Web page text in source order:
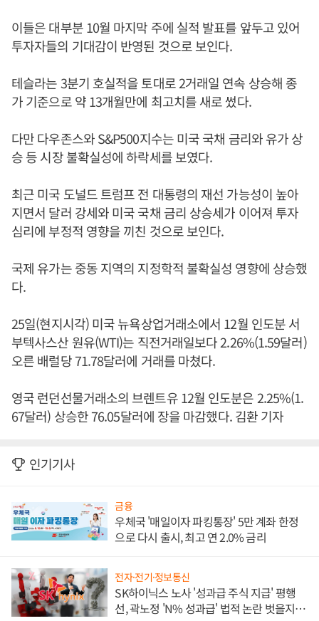
이들은 대부분 10월 마지막 주에 실적 발표를 앞두고 있어
투자자들의 기대감이 반영된 것으로 보인다.
테슬라는 3분기 호실적을 토대로 2거래일 연속 상승해 종
가 기준으로 약 13개월만에 최고치를 새로 썼다.
다만 다우존스와 S&P500지수는 미국 국채 금리와 유가 상
승 등 시장 불확실성에 하락세를 보였다.
최근 미국 도널드 트럼프 전 대통령의 재선 가능성이 높아
지면서 달러 강세와 미국 국채 금리 상승세가 이어져 투자
심리에 부정적 영향을 끼친 것으로 보인다.
국제 유가는 중동 지역의 지정학적 불확실성 영향에 상승했
다.
25일(현지시각) 미국 뉴욕상업거래소에서 12월 인도분 서
부텍사스산 원유(WTI)는 직전거래일보다 2.26%(1.59달러)
오른 배럴당 71.78달러에 거래를 마쳤다.
영국 런던선물거래소의 브렌트유 12월 인도분은 2.25%(1.
67달러) 상승한 76.05달러에 장을 마감했다. 김환 기자
인기기사
금융
우체국 '매일이자 파킹통장' 5만 계좌 한정
으로 다시 출시, 최고 연 2.0% 금리
전자·전기·정보통신
SK하이닉스 노사 '성과급 주식 지급' 평행
선, 곽노정 'N% 성과급' 법적 논란 벗을지 주